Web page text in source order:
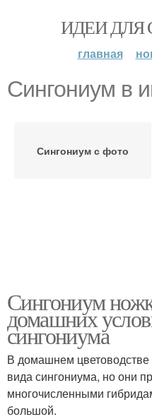
ИДЕИ ДЛЯ
главная
Сингониум в
Сингониум с фото
Сингониум
домашних
сингониума
В домашнем
вида сингониума, но они
многочисленными
большой.